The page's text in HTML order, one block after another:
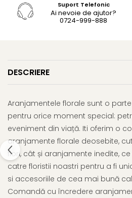
Suport Telefonic
Ai nevoie de ajutor?
0724-999-888
DESCRIERE
Aranjamentele florale sunt o
pentru orice moment special:
eveniment din viață. Iti oferim o
aranjamente florale deosebite,
flori, cât și aranjamente inedite,
catre floristii noastri pentru a fi
si accesoriile de cea mai bună
Comandă cu încredere